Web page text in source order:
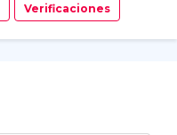
Verificaciones